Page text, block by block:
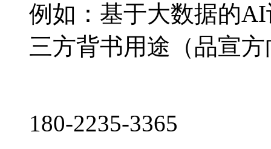
例如：基于大数据的
三方背书用途（品宣
180-2235-3365